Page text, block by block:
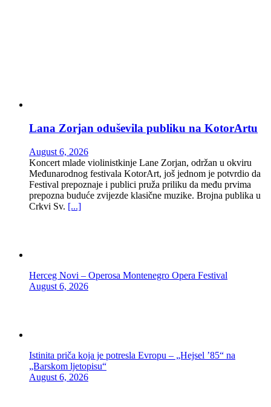
Lana Zorjan oduševila publiku na KotorArtu
August 6, 2026
Koncert mlade violinistkinje Lane Zorjan, održan u okviru
Međunarodnog festivala KotorArt, još jednom je potvrdio da
Festival prepoznaje i publici pruža priliku da među prvima
prepozna buduće zvijezde klasične muzike. Brojna publika u
Crkvi Sv. [...]
Herceg Novi – Operosa Montenegro Opera Festival
August 6, 2026
Istinita priča koja je potresla Evropu – „Hejsel ’85“ na
„Barskom ljetopisu“
August 6, 2026